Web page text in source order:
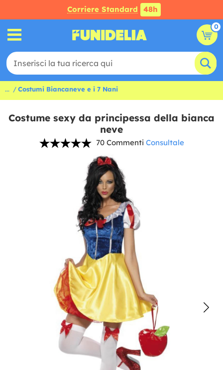
Corriere Standard 48h
0
... Costumi Biancaneve e i 7 Nani
Costume sexy da principessa della bianca
neve
70 Commenti Consultale